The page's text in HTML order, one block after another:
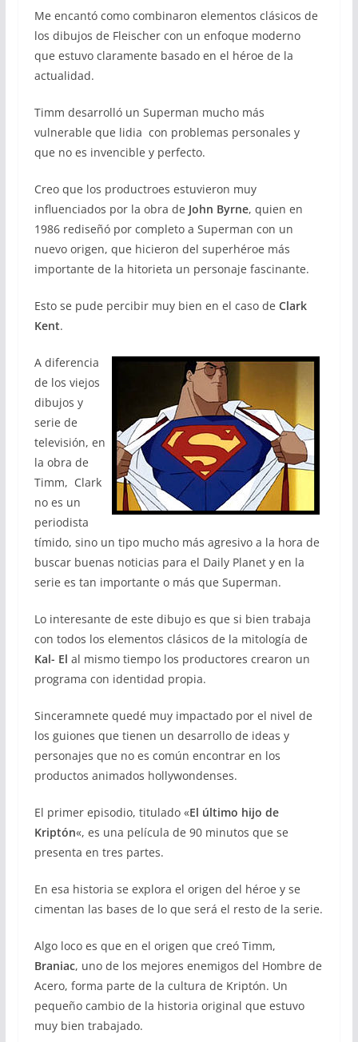
Me encantó como combinaron elementos clásicos de
los dibujos de Fleischer con un enfoque moderno
que estuvo claramente basado en el héroe de la
actualidad.
Timm desarrolló un Superman mucho más
vulnerable que lidia con problemas personales y
que no es invencible y perfecto.
Creo que los productroes estuvieron muy
influenciados por la obra de John Byrne, quien en
1986 rediseñó por completo a Superman con un
nuevo origen, que hicieron del superhéroe más
importante de la hitorieta un personaje fascinante.
Esto se pude percibir muy bien en el caso de Clark
Kent.
A diferencia
de los viejos
dibujos y
serie de
televisión, en
la obra de
Timm, Clark
no es un
periodista
tímido, sino un tipo mucho más agresivo a la hora de
buscar buenas noticias para el Daily Planet y en la
serie es tan importante o más que Superman.
Lo interesante de este dibujo es que si bien trabaja
con todos los elementos clásicos de la mitología de
Kal- El al mismo tiempo los productores crearon un
programa con identidad propia.
Sinceramnete quedé muy impactado por el nivel de
los guiones que tienen un desarrollo de ideas y
personajes que no es común encontrar en los
productos animados hollywondenses.
El primer episodio, titulado «El último hijo de
Kriptón«, es una película de 90 minutos que se
presenta en tres partes.
En esa historia se explora el origen del héroe y se
cimentan las bases de lo que será el resto de la serie.
Algo loco es que en el origen que creó Timm,
Braniac, uno de los mejores enemigos del Hombre de
Acero, forma parte de la cultura de Kriptón. Un
pequeño cambio de la historia original que estuvo
muy bien trabajado.